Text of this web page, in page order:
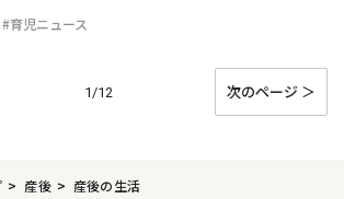
#育児ニュース
1/12 次のページ ＞
産後 産後の生活